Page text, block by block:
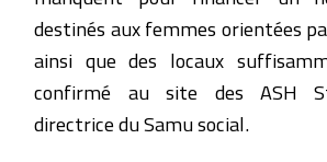
destinés aux femmes orientées
ainsi que des locaux
confirmé au site des ASH
directrice du Samu social.